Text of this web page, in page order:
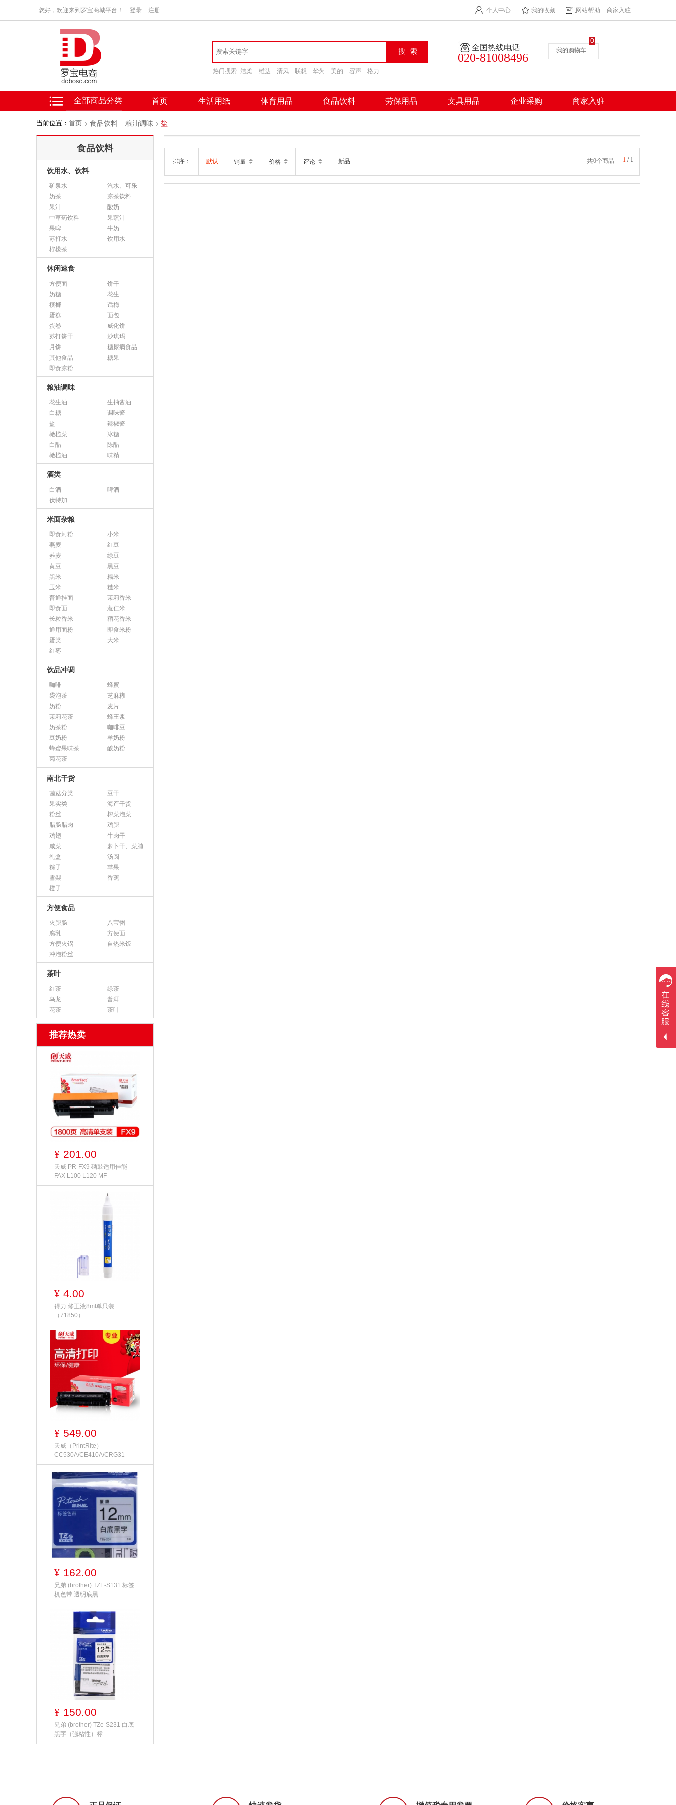
您好，欢迎来到罗宝商城平台！ 登录 注册 个人中心 我的收藏 网站帮助 商家入驻
热门搜索 洁柔 维达 清风 联想 华为 美的 容声 格力
全国热线电话
020-81008496
我的购物车
0
全部商品分类 首页 生活用纸 体育用品 食品饮料 劳保用品 文具用品 企业采购 商家入驻
当前位置： 首页 食品饮料 粮油调味 盐
食品饮料
饮用水、饮料
矿泉水
汽水、可乐
奶茶
凉茶饮料
果汁
酸奶
中草药饮料
果蔬汁
果啤
牛奶
苏打水
饮用水
柠檬茶
休闲速食
方便面
饼干
奶糖
花生
槟榔
话梅
蛋糕
面包
蛋卷
威化饼
苏打饼干
沙琪玛
月饼
糖尿病食品
其他食品
糖果
即食凉粉
粮油调味
花生油
生抽酱油
白糖
调味酱
盐
辣椒酱
橄榄菜
冰糖
白醋
陈醋
橄榄油
味精
酒类
白酒
啤酒
伏特加
米面杂粮
即食河粉
小米
燕麦
红豆
荞麦
绿豆
黄豆
黑豆
黑米
糯米
玉米
糙米
普通挂面
茉莉香米
即食面
薏仁米
长粒香米
稻花香米
通用面粉
即食米粉
蛋类
大米
红枣
饮品冲调
咖啡
蜂蜜
袋泡茶
芝麻糊
奶粉
麦片
茉莉花茶
蜂王浆
奶茶粉
咖啡豆
豆奶粉
羊奶粉
蜂蜜果味茶
酸奶粉
菊花茶
南北干货
菌菇分类
豆干
果实类
海产干货
粉丝
榨菜泡菜
腊肠腊肉
鸡腿
鸡翅
牛肉干
咸菜
萝卜干、菜脯
礼盒
汤圆
粽子
苹果
雪梨
香蕉
橙子
方便食品
火腿肠
八宝粥
腐乳
方便面
方便火锅
自热米饭
冲泡粉丝
茶叶
红茶
绿茶
乌龙
普洱
花茶
茶叶
推荐热卖
¥ 201.00
天威 PR-FX9 硒鼓适用佳能
FAX L100 L120 MF
¥ 4.00
得力 修正液8ml单只装
（71850）
¥ 549.00
天威（PrintRite）
CC530A/CE410A/CRG31
¥ 162.00
兄弟 (brother) TZE-S131 标签
机色带 透明底黑
¥ 150.00
兄弟 (brother) TZe-S231 白底
黑字（强粘性）标
排序： 默认 销量 价格 评论 新品 共0个商品 1 / 1